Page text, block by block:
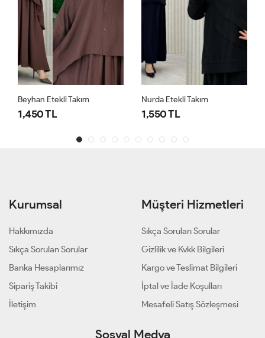
Beyhan Etekli Takım
1,450 TL
Nurda Etekli Takım
1,550 TL
Kurumsal
Hakkımızda
Sıkça Sorulan Sorular
Banka Hesaplarımız
Sipariş Takibi
İletişim
Müşteri Hizmetleri
Sıkça Sorulan Sorular
Gizlilik ve Kvkk Bilgileri
Kargo ve Teslimat Bilgileri
İptal ve İade Koşulları
Mesafeli Satış Sözleşmesi
Sosyal Medya